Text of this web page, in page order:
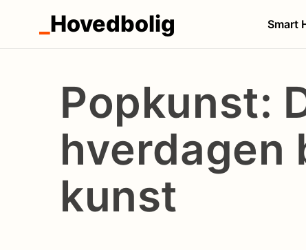
Hovedbolig Smart
Popkunst:
hverdagen
kunst